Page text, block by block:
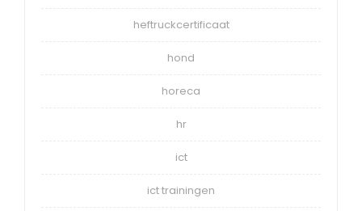
heftruckcertificaat
hond
horeca
hr
ict
ict trainingen